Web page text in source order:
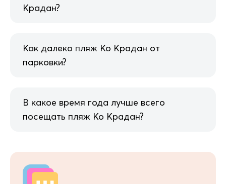
Крадан?
Как далеко пляж Ко Крадан от
парковки?
В какое время года лучше всего
посещать пляж Ко Крадан?